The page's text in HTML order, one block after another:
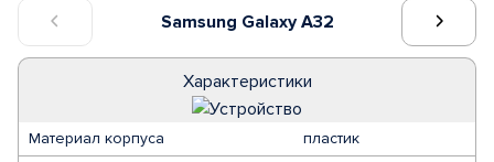
Samsung Galaxy A32
Характеристики
Материал корпуса
пластик